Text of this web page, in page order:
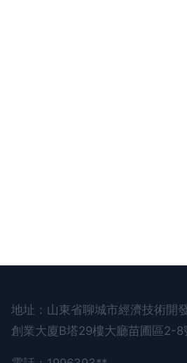
地址：山東省聊城市經濟技術開
創業大廈B塔29樓大廳苗圃區2-8